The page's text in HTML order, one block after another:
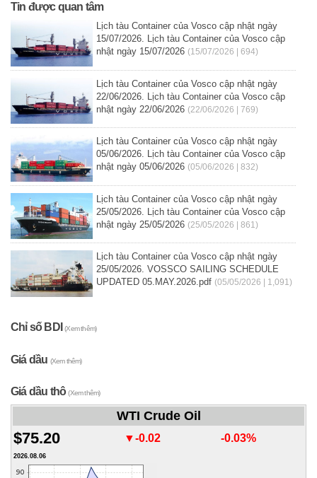
Tin được quan tâm
Lịch tàu Container của Vosco cập nhật ngày
15/07/2026. Lịch tàu Container của Vosco cập
nhật ngày 15/07/2026 (15/07/2026 | 694)
Lịch tàu Container của Vosco cập nhật ngày
22/06/2026. Lịch tàu Container của Vosco cập
nhật ngày 22/06/2026 (22/06/2026 | 769)
Lịch tàu Container của Vosco cập nhật ngày
05/06/2026. Lịch tàu Container của Vosco cập
nhật ngày 05/06/2026 (05/06/2026 | 832)
Lịch tàu Container của Vosco cập nhật ngày
25/05/2026. Lịch tàu Container của Vosco cập
nhật ngày 25/05/2026 (25/05/2026 | 861)
Lịch tàu Container của Vosco cập nhật ngày
25/05/2026. VOSSCO SAILING SCHEDULE
UPDATED 05.MAY.2026.pdf (05/05/2026 | 1,091)
Chỉ số BDI(Xem thêm)
Giá dầu (Xem thêm)
Giá dầu thô(Xem thêm)
WTI Crude Oil
$75.20 ▼-0.02 -0.03%
2026.08.06